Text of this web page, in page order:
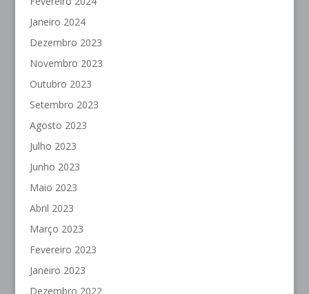
Janeiro 2024
Dezembro 2023
Novembro 2023
Outubro 2023
Setembro 2023
Agosto 2023
Julho 2023
Junho 2023
Maio 2023
Abril 2023
Março 2023
Fevereiro 2023
Janeiro 2023
Dezembro 2022